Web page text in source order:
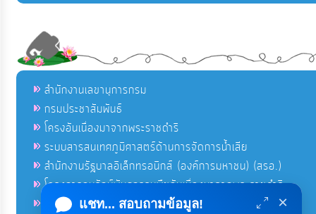
สำนักงานเลขานุการกรม
กรมประชาสัมพันธ์
โครงอันเนื่องมาจากพระราชดำริ
ระบบสารสนเทศภูมิศาสตร์ด้านการจัดการน้ำเสีย
สำนักงานรัฐบาลอิเล็กทรอนิกส์ (องค์การมหาชน) (สรอ.)
โครงการอนุรักษ์พันธุกรรมพืชอันเนื่องมาจากพระราชดำริ
คลังข่าวมหาไทย
แชท... สอบถามข้อมูล! ×